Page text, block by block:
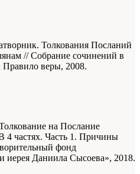
Толкования Посланий
// Собрание сочинений в
веры, 2008.
на Послание
4 частях. Часть 1. Причины
фонд
иерея Даниила Сысоева», 2018.